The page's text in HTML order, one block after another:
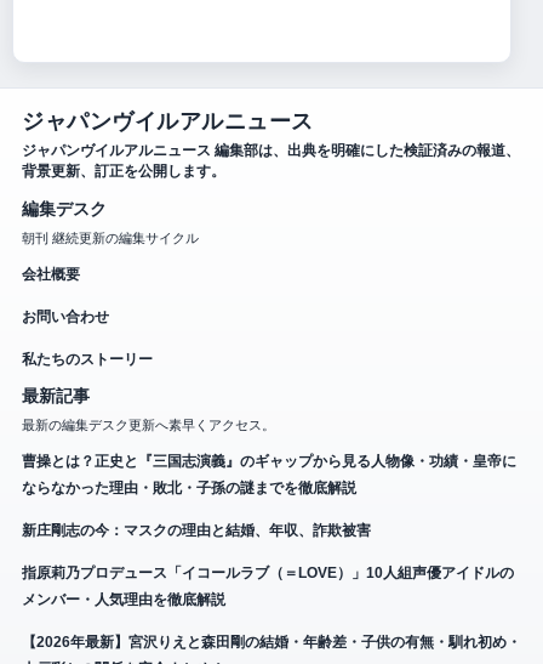
ジャパンヴイルアルニュース
ジャパンヴイルアルニュース 編集部は、出典を明確にした検証済みの報道、
背景更新、訂正を公開します。
編集デスク
朝刊 継続更新の編集サイクル
会社概要
お問い合わせ
私たちのストーリー
最新記事
最新の編集デスク更新へ素早くアクセス。
曹操とは？正史と『三国志演義』のギャップから見る人物像・功績・皇帝に
ならなかった理由・敗北・子孫の謎までを徹底解説
新庄剛志の今：マスクの理由と結婚、年収、詐欺被害
指原莉乃プロデュース「イコールラブ（＝LOVE）」10人組声優アイドルの
メンバー・人気理由を徹底解説
【2026年最新】宮沢りえと森田剛の結婚・年齢差・子供の有無・馴れ初め・